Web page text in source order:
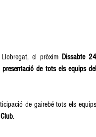
el pròxim Dissabte 24
presentació de tots els equips del
de gairebé tots els equips
.